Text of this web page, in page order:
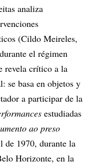
analiza
(Cildo Meireles,
el régimen
revela crítico a la
se basa en objetos y
a participar de la
estudiadas
ao preso
de 1970, durante la
Horizonte, en la